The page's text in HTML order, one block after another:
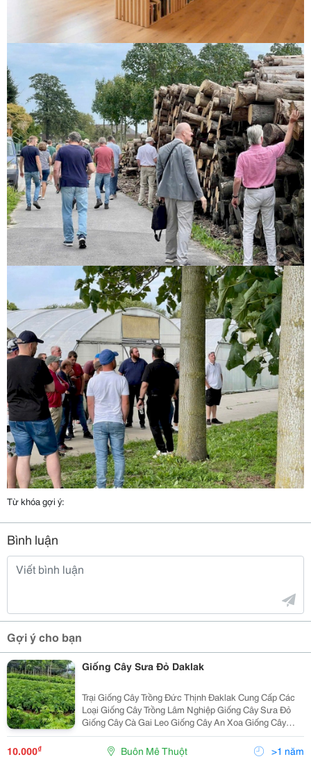
Từ khóa gợi ý:
Bình luận
Gợi ý cho bạn
Giống Cây Sưa Đỏ Daklak
Trại Giống Cây Trồng Đức Thịnh Đaklak Cung Cấp Các
Loại Giống Cây Trồng Lâm Nghiệp Giống Cây Sưa Đỏ
Giống Cây Cà Gai Leo Giống Cây An Xoa Giống Cây
Chìa Vôi Giống Cây Chùm Ngây Giống Cây Xạ Đen
Giống Cây Đinh Lăng Hạt Giống
10.000₫ Buôn Mê Thuột >1 năm